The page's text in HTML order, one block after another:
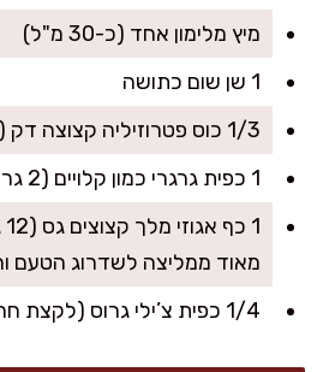
מיץ מלימון אחד (כ-30 מ"ל)
1 שן שום כתושה
1/3 כוס פטרוזיליה קצוצה דק (כ-10 גרם)
1 כפית גרגרי כמון קלויים (2 גרם)
מאוד ממליצה לשדרוג הטעם
1/4 כפית צ’ילי גרוס (לקצת חריפות במי שאוהב)